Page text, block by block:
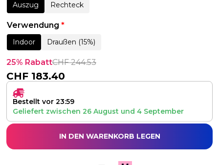
Auszug Rechteck
Verwendung *
Indoor Draußen (15%)
25% RabattCHF244.53
CHF 183.40
Bestellt vor 23:59
Geliefert zwischen 26 August und 4 September
IN DEN WARENKORB LEGEN